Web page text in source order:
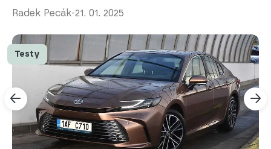
Radek Pecák-21. 01. 2025
Testy